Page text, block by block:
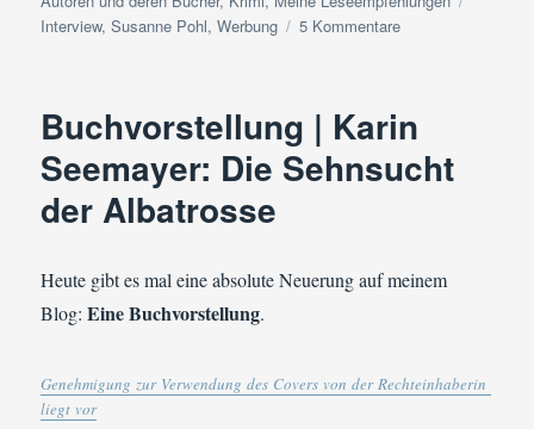
Interview,Susanne Pohl,Werbung 5 Kommentarezu
Krimi-
Susanne
Buchvorstellung | Karin
Seemayer: Die Sehnsucht
der Albatrosse
Heute gibt es mal eine absolute Neuerung auf meinem
Blog:Eine Buchvorstellung.
Genehmigung zur Verwendung des Covers von der Rechteinhaberin
liegt vor